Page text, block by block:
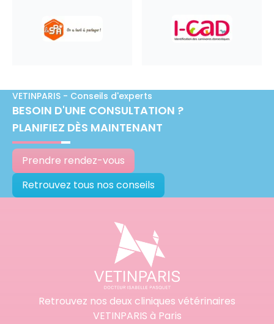
VETINPARIS - Conseils d'experts
BESOIN D'UNE CONSULTATION ?
PLANIFIEZ DÈS MAINTENANT
Prendre rendez-vous
Retrouvez tous nos conseils
Retrouvez nos deux cliniques vétérinaires
VETINPARIS à Paris